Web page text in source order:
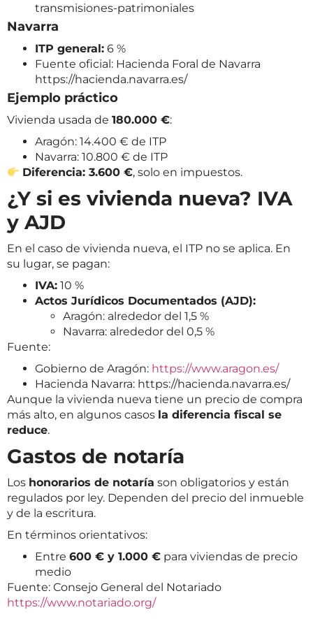
transmisiones-patrimoniales
Navarra
ITP general: 6 %
Fuente oficial: Hacienda Foral de Navarra
https://hacienda.navarra.es/
Ejemplo práctico
Vivienda usada de 180.000 €:
Aragón: 14.400 € de ITP
Navarra: 10.800 € de ITP
Diferencia: 3.600 €, solo en impuestos.
¿Y si es vivienda nueva? IVA
y AJD
En el caso de vivienda nueva, el ITP no se aplica. En
su lugar, se pagan:
IVA: 10 %
Actos Jurídicos Documentados (AJD):
Aragón: alrededor del 1,5 %
Navarra: alrededor del 0,5 %
Fuente:
Gobierno de Aragón: https://www.aragon.es/
Hacienda Navarra: https://hacienda.navarra.es/
Aunque la vivienda nueva tiene un precio de compra
más alto, en algunos casos la diferencia fiscal se
reduce.
Gastos de notaría
Los honorarios de notaría son obligatorios y están
regulados por ley. Dependen del precio del inmueble
y de la escritura.
En términos orientativos:
Entre 600 € y 1.000 € para viviendas de precio
medio
Fuente: Consejo General del Notariado
https://www.notariado.org/